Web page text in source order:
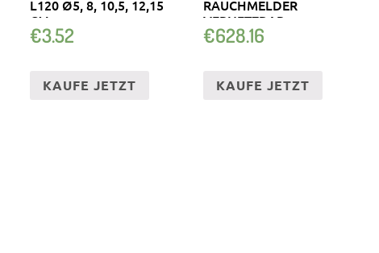
L120 Ø5, 8, 10,5, 12,15
CM
€3.52
KAUFE JETZT
RAUCHMELDER
VERNETZBAR
€628.16
KAUFE JETZT